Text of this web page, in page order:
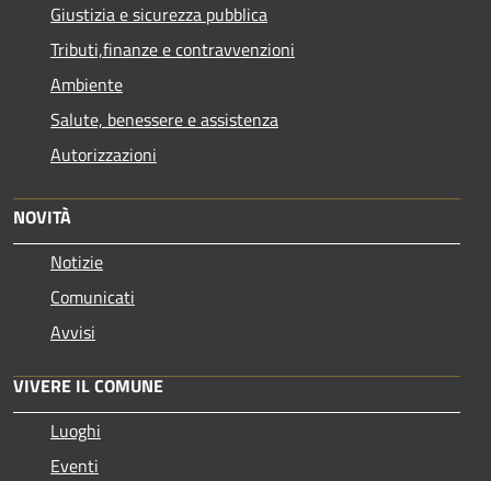
Giustizia e sicurezza pubblica
Tributi,finanze e contravvenzioni
Ambiente
Salute, benessere e assistenza
Autorizzazioni
NOVITÀ
Notizie
Comunicati
Avvisi
VIVERE IL COMUNE
Luoghi
Eventi